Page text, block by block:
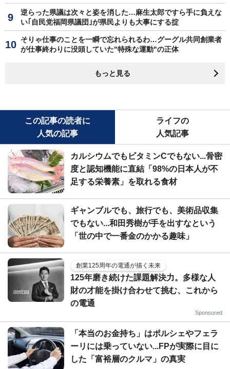
逆らった県議は次々と姿を消した…麻生太郎ですら手に負えな
い｢自民党福岡県議団｣が県民よりも大事にする掟
そりゃ仕事のことを一瞬で忘れられるわ…グーグル共同創業者
が仕事終わりに没頭していた"特殊な運動"の正体
もっと見る
この記事の読者に
人気の記事
ライフの
人気記事
カルシウムでもビタミンCでもない...骨密
度と認知機能に直結「98%の日本人が不
足する栄養素」を取れる食材
ギャンブルでも、旅行でも、美術品収集
でもない...和田秀樹が手を出すなという
「世の中で一番金のかかる趣味」
創業125周年の電通が描く未来
125年磨き続けた課題解決力。多様な人
財の才能を掛け合わせて挑む、これから
の電通
Sponsored
「本当のお金持ち」はポルシェやフェラ
ーリには乗っていない...FPが実際に目に
した「富裕層のクルマ」の真実